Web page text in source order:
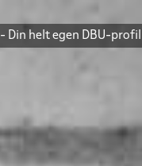
- Din helt egen DBU-profil